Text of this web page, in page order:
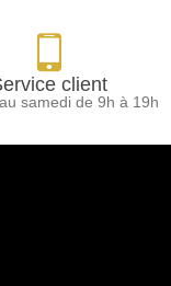
client
samedi de 9h à 19h